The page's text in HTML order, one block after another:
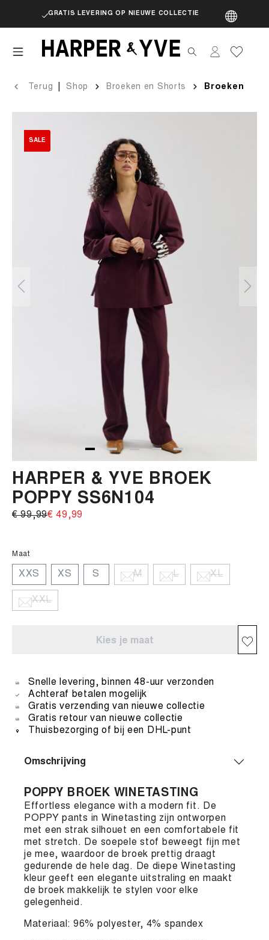
GRATIS LEVERING OP NIEUWE COLLECTIE
Terug Shop Broeken en Shorts Broeken
SALE
HARPER & YVE BROEK
POPPY SS6N104
€ 99,99‌€ 49,99‌
Maat
XXS XS S M L XL
XXL
Kies je maat
Snelle levering, binnen 48-uur verzonden
Achteraf betalen mogelijk
Gratis verzending van nieuwe collectie
Gratis retour van nieuwe collectie
Thuisbezorging of bij een DHL-punt
Omschrijving
POPPY BROEK WINETASTING
Effortless elegance with a modern fit. De
POPPY pants in Winetasting zijn ontworpen
met een strak silhouet en een comfortabele fit
met stretch. De soepele stof beweegt fijn met
je mee, waardoor de broek prettig draagt
gedurende de hele dag. De diepe Winetasting
kleur geeft een elegante uitstraling en maakt
de broek makkelijk te stylen voor elke
gelegenheid.
Materiaal: 96% polyester, 4% spandex